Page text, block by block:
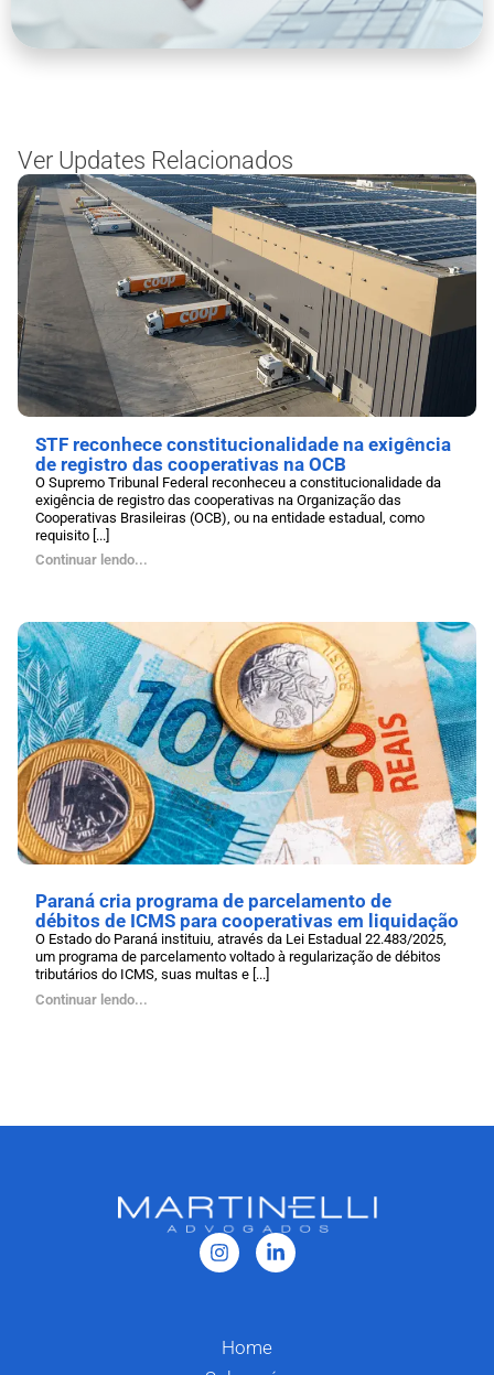
Ver Updates Relacionados
STF reconhece constitucionalidade na exigência
de registro das cooperativas na OCB
O Supremo Tribunal Federal reconheceu a constitucionalidade da
exigência de registro das cooperativas na Organização das
Cooperativas Brasileiras (OCB), ou na entidade estadual, como
requisito [...]
Continuar lendo...
Paraná cria programa de parcelamento de
débitos de ICMS para cooperativas em liquidação
O Estado do Paraná instituiu, através da Lei Estadual 22.483/2025,
um programa de parcelamento voltado à regularização de débitos
tributários do ICMS, suas multas e [...]
Continuar lendo...
Home